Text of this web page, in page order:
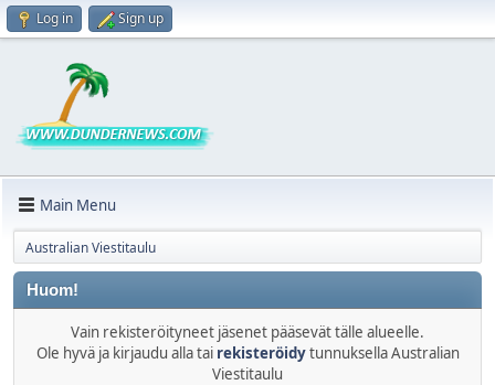
Log in Sign up
Main Menu
Australian Viestitaulu
Huom!
Vain rekisteröityneet jäsenet pääsevät tälle alueelle.
Ole hyvä ja kirjaudu alla tai rekisteröidytunnuksella Australian
Viestitaulu